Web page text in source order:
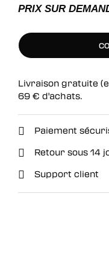
PRIX SUR
Livraison gratuite
69 € d'achats.
Paiement
Retour sous 14
Support client